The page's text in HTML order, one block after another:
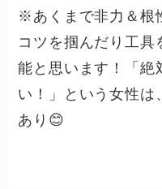
※あくまで非力＆根
コツを掴んだり工具
能と思います！「絶
い！」という女性は
あり😊